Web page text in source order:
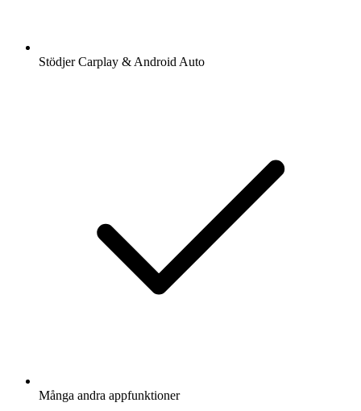
Stödjer Carplay & Android Auto
Många andra appfunktioner